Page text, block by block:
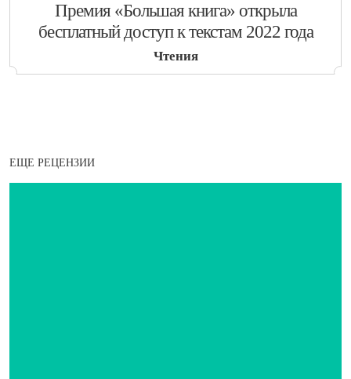
​Премия «Большая книга» открыла
бесплатный доступ к текстам 2022 года
Чтения
ЕЩЕ РЕЦЕНЗИИ